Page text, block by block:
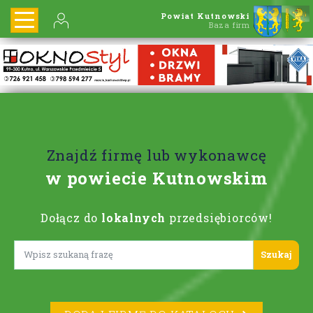
Powiat Kutnowski
Baza firm
Znajdź firmę lub wykonawcę
w powiecie Kutnowskim
Dołącz do lokalnych przedsiębiorców!
Lorem ipsum